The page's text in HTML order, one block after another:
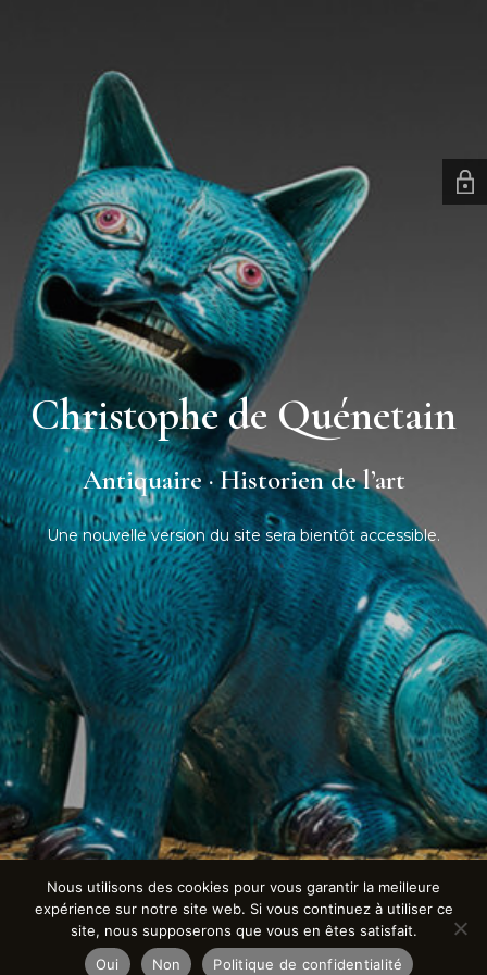
Christophe de Quénetain
Antiquaire · Historien de l’art
Une nouvelle version du site sera bientôt accessible.
Nous utilisons des cookies pour vous garantir la meilleure
expérience sur notre site web. Si vous continuez à utiliser ce
site, nous supposerons que vous en êtes satisfait.
Oui
Non Politique de confidentialité